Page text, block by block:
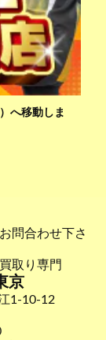
へ移動しま
問合わせ下さ
取り専門
京
1-10-12